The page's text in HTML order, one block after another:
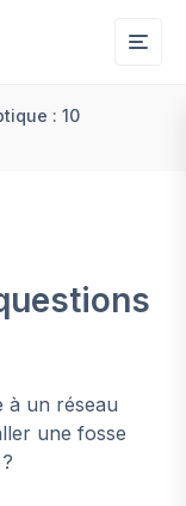
: 10
à un réseau
une fosse